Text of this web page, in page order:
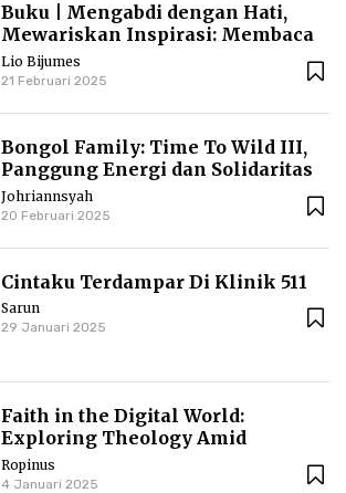
Buku | Mengabdi dengan Hati,
Mewariskan Inspirasi: Membaca
Biografi Daud Ipid
Lio Bijumes
21 Februari 2025
Bongol Family: Time To Wild III,
Panggung Energi dan Solidaritas
di Singkawang
Johriannsyah
20 Februari 2025
Cintaku Terdampar Di Klinik 511
Sarun
29 Januari 2025
Faith in the Digital World:
Exploring Theology Amid
Technological Advancements
Ropinus
4 Januari 2025